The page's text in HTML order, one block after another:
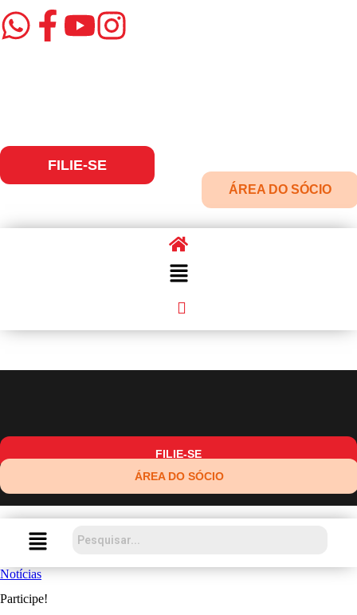
FILIE-SE
ÁREA DO SÓCIO
FILIE-SE
ÁREA DO SÓCIO
Notícias
Participe!